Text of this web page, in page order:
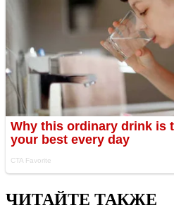
ЧИТАЙТЕ ТАКЖЕ